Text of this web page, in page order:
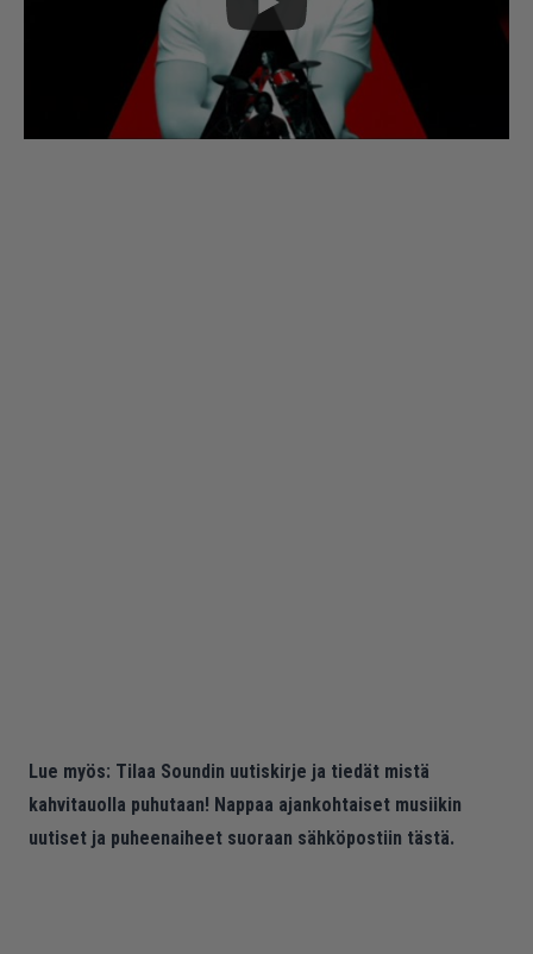
Lue myös: Tilaa Soundin uutiskirje ja tiedät mistä
kahvitauolla puhutaan! Nappaa ajankohtaiset musiikin
uutiset ja puheenaiheet suoraan sähköpostiin tästä.